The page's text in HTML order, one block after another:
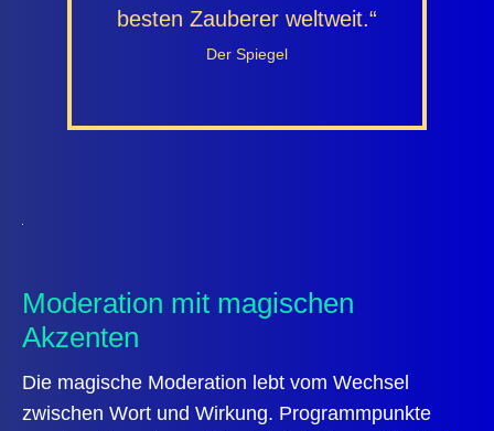
besten Zauberer weltweit.“
Der Spiegel
Moderation mit magischen
Akzenten
Die magische Moderation lebt vom Wechsel
zwischen Wort und Wirkung. Programmpunkte